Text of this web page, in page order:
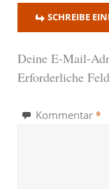
SCHREIBE
Deine E-Mail-
Erforderliche
Kommentar *